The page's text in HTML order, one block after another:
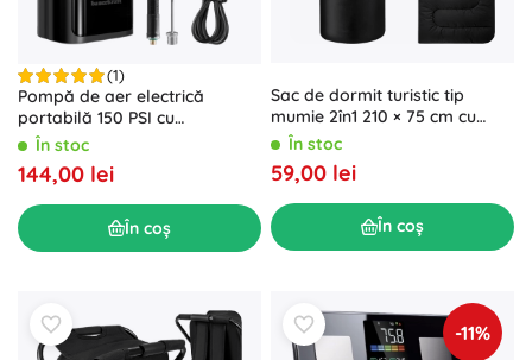
(1)
Pompă de aer electrică
portabilă 150 PSI cu
powerbank 6000 mAh și
lanternă LED
În stoc
144,00 lei
În coș
Sac de dormit turistic tip
mumie 2în1 210 × 75 cm cu
glugă, negru
În stoc
59,00 lei
În coș
-11%